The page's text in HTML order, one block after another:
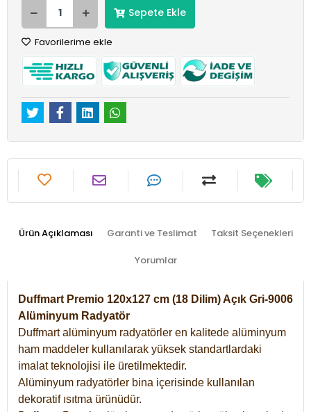
Sepete Ekle
Favorilerime ekle
Ürün Açıklaması Garanti ve Teslimat Taksit Seçenekleri
Yorumlar
Duffmart Premio 120x127 cm (18 Dilim) Açık Gri-9006
Alüminyum Radyatör
Duffmart alüminyum radyatörler en kalitede alüminyum
ham maddeler kullanılarak yüksek standartlardaki
imalat teknolojisi ile üretilmektedir.
Alüminyum radyatörler bina içerisinde kullanılan
dekoratif ısıtma ürünüdür.